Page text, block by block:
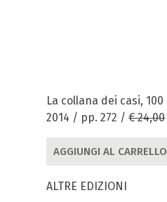
La collana dei casi, 100
2014 / pp. 272 / € 24,00
AGGIUNGI AL CARRELLO
ALTRE EDIZIONI